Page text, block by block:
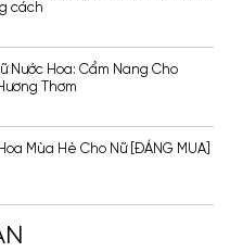
cách
Nước Hoa: Cẩm Nang Cho
Thơm
Mùa Hè Cho Nữ [ĐÁNG MUA]